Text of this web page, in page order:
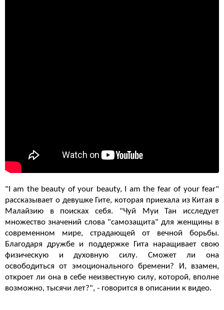
"I am the beauty of your beauty, I am the fear of your fear"
рассказывает о девушке Гите, которая приехала из Китая в
Малайзию в поисках себя. "Чуй Муи Тан исследует
множество значений слова "самозащита" для женщины в
современном мире, страдающей от вечной борьбы.
Благодаря дружбе и поддержке Гита наращивает свою
физическую и духовную силу. Сможет ли она
освободиться от эмоционального бремени? И, взамен,
откроет ли она в себе неизвестную силу, которой, вполне
возможно, тысячи лет?", - говорится в описании к видео.